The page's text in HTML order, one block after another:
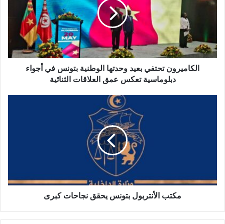
الكاميرون تحتفي بعيد وحدتها الوطنية بتونس في أجواء
دبلوماسية تعكس عمق العلاقات الثنائية
مكتب الأنتربول بتونس يحقق نجاحات كبرى